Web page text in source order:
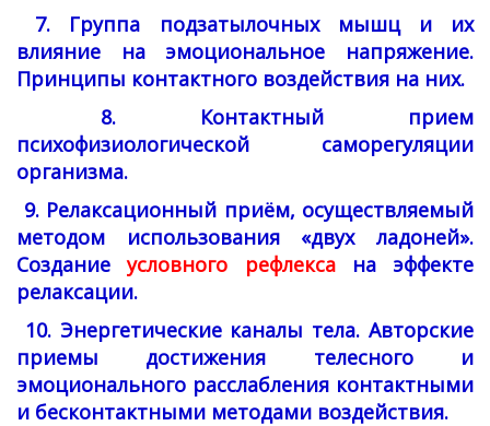
7. Группа подзатылочных мышц и их
влияние на эмоциональное напряжение.
Принципы контактного воздействия на них.
8. Контактный прием
психофизиологической саморегуляции
организма.
9. Релаксационный приём, осуществляемый
методом использования «двух ладоней».
Созданиеусловного рефлексана эффекте
релаксации.
10. Энергетические каналы тела. Авторские
приемы достижения телесного и
эмоционального расслабления контактными
и бесконтактными методами воздействия.